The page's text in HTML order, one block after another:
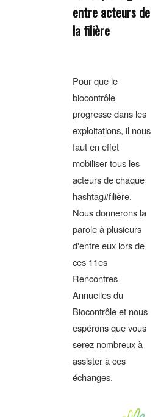
entre acteurs de
la filière
Pour que le
biocontrôle
progresse dans les
exploitations, il nous
faut en effet
mobiliser tous les
acteurs de chaque
hashtag#filière.
Nous donnerons la
parole à plusieurs
d'entre eux lors de
ces 11es
Rencontres
Annuelles du
Biocontrôle et nous
espérons que vous
serez nombreux à
assister à ces
échanges.